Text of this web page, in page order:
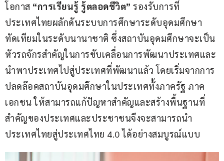
โอกาส “การเรียนรู้ รู้ตลอดชีวิต” รองรับการที่
ประเทศไทยผลักดันระบบการศึกษาระดับอุดมศึกษา
ทัดเทียมในระดับนานาชาติ ซึ่งสถาบันอุดมศึกษาจะเป็น
หัวรถจักรสำคัญในการขับเคลื่อนการพัฒนาประเทศและ
นำพาประเทศไปสู่ประเทศที่พัฒนาแล้ว โดยเริ่มจากการ
ปลดล๊อคสถาบันอุดมศึกษาในประเทศทั้งภาครัฐ ภาค
เอกชน ให้สามารถแก้ปัญหาสำคัญและสร้างพื้นฐานที่
สำคัญของประเทศและประชาชนจึงจะสามารถนำ
ประเทศไทยสู่ประเทศไทย 4.0 ได้อย่างสมบูรณ์แบบ